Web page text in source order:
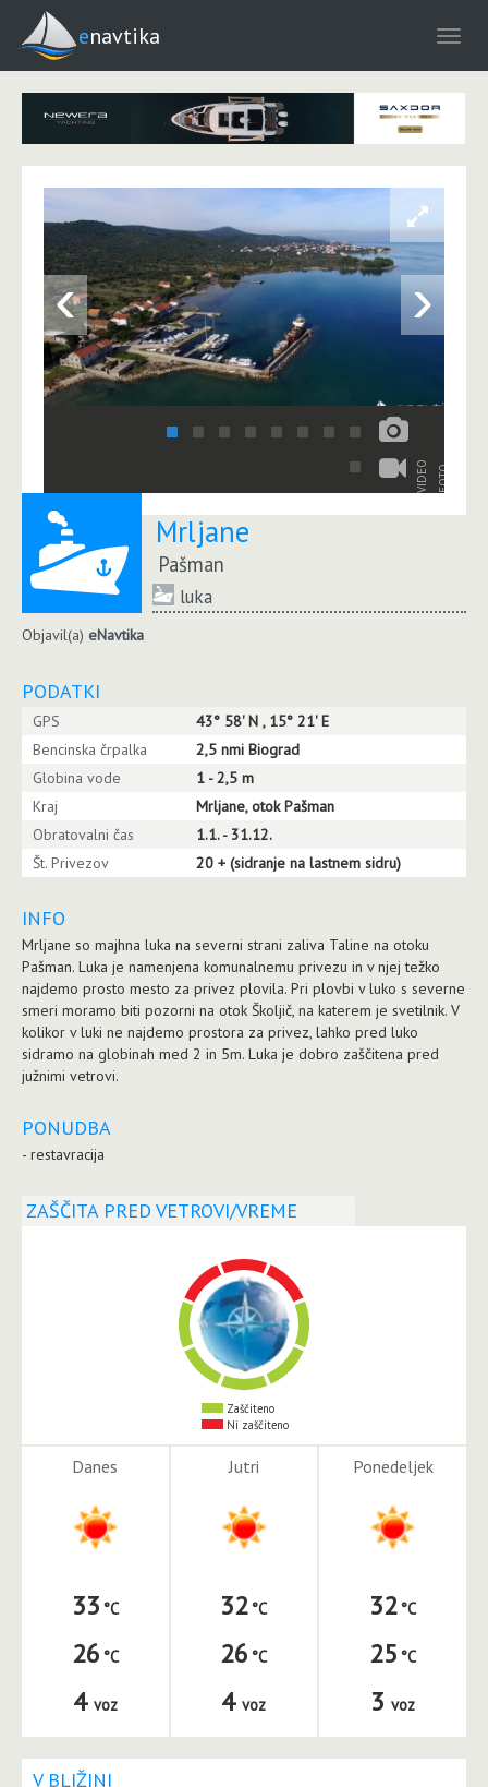
enavtika
‹ ›
VIDEO FOTO
Mrljane
Pašman
luka
Objavil(a) eNavtika
PODATKI
GPS
43° 58' N , 15° 21' E
Bencinska črpalka
2,5 nmi Biograd
Globina vode
1 - 2,5 m
Kraj
Mrljane, otok Pašman
Obratovalni čas
1.1. - 31.12.
Št. Privezov
20 + (sidranje na lastnem sidru)
INFO
Mrljane so majhna luka na severni strani zaliva Taline na otoku
Pašman. Luka je namenjena komunalnemu privezu in v njej težko
najdemo prosto mesto za privez plovila. Pri plovbi v luko s severne
smeri moramo biti pozorni na otok Školjič, na katerem je svetilnik. V
kolikor v luki ne najdemo prostora za privez, lahko pred luko
sidramo na globinah med 2 in 5m. Luka je dobro zaščitena pred
južnimi vetrovi.
PONUDBA
- restavracija
ZAŠČITA PRED VETROVI/VREME
Zaščiteno
Ni zaščiteno
Danes
33
26
4 voz
Jutri
32
26
4 voz
Ponedeljek
32
25
3 voz
V BLIŽINI